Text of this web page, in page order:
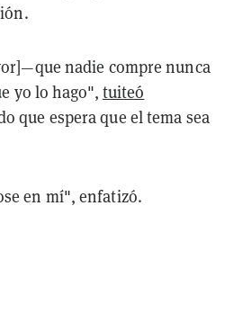
nadie compre nunca
yo lo hago", tuiteó
que espera que el tema sea
en mí", enfatizó.